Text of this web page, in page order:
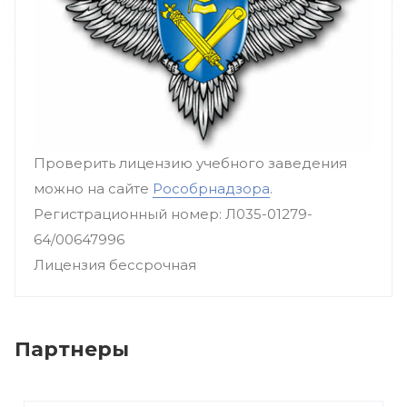
Проверить лицензию учебного заведения
можно на сайте Рособрнадзора.
Регистрационный номер: Л035-01279-
64/00647996
Лицензия бессрочная
Партнеры